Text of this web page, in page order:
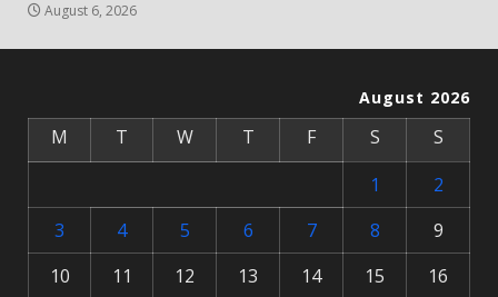
August 6, 2026
August 2026
M T W T F S
S
1
2
3
4 5 6 7 8
9
10
11 12 13 14 15
16